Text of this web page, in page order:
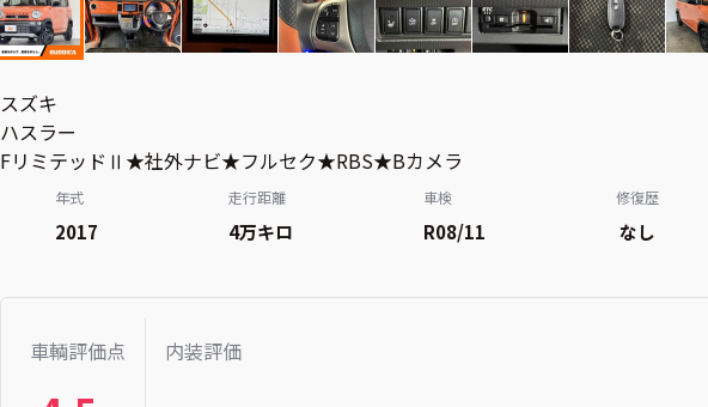
スズキ
ハスラー
FリミテッドⅡ★社外ナビ★フルセク★RBS★Bカメラ
年式
2017
走行距離
4万キロ
車検
R08/11
修復歴
なし
車輌評価点 内装評価